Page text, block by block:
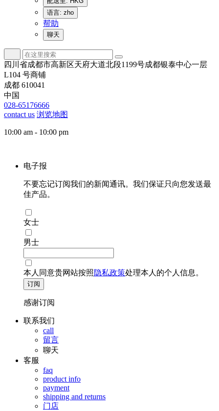
语言: zho
帮助
聊天
四川省成都市高新区天府大道北段1199号成都银泰中心一层
L104 号商铺
成都 610041
中国
028-65176666
contact us 浏览地图
10:00 am - 10:00 pm
电子报
不要忘记订阅我们的新闻通讯。我们保证只向您发送最
佳产品。
女士
男士
本人同意贵网站按照隐私政策处理本人的个人信息。
订阅
感谢订阅
联系我们
call
留言
聊天
客服
faq
product info
payment
shipping and returns
门店